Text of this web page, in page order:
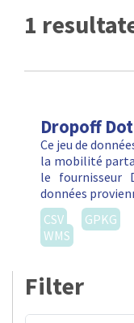
1
Dropoff
Ce jeu de
la mobilité
le fournisseur
données
CSV
GPKG
WMS
Filter